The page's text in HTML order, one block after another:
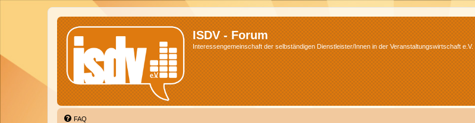
ISDV - Forum
Interessengemeinschaft der selbständigen Dienstleister/Innen in der Veranstaltungswirtschaft e.V.
FAQ